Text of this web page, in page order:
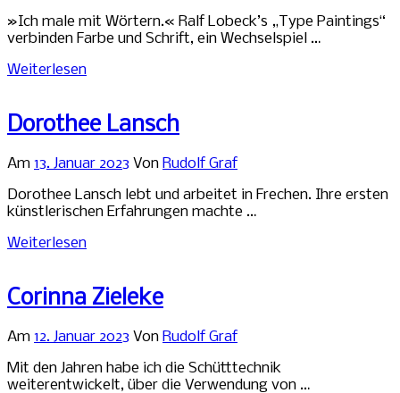
»Ich male mit Wörtern.« Ralf Lobeck’s „Type Paintings“
verbinden Farbe und Schrift, ein Wechselspiel …
Weiterlesen
Dorothee Lansch
Am 13. Januar 2023 Von Rudolf Graf
Dorothee Lansch lebt und arbeitet in Frechen. Ihre ersten
künstlerischen Erfahrungen machte …
Weiterlesen
Corinna Zieleke
Am 12. Januar 2023 Von Rudolf Graf
Mit den Jahren habe ich die Schütttechnik
weiterentwickelt, über die Verwendung von …